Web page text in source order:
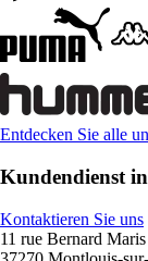
Entdecken Sie alle
Kundendienst
Kontaktieren Sie uns
11 rue Bernard Maris